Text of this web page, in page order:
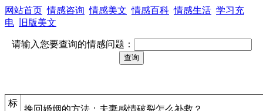
网站首页 情感咨询 情感美文 情感百科 情感生活 学习充
电
旧版美文
请输入您要查询的情感问题：
标
挽回婚姻的方法：夫妻感情破裂怎么补救？